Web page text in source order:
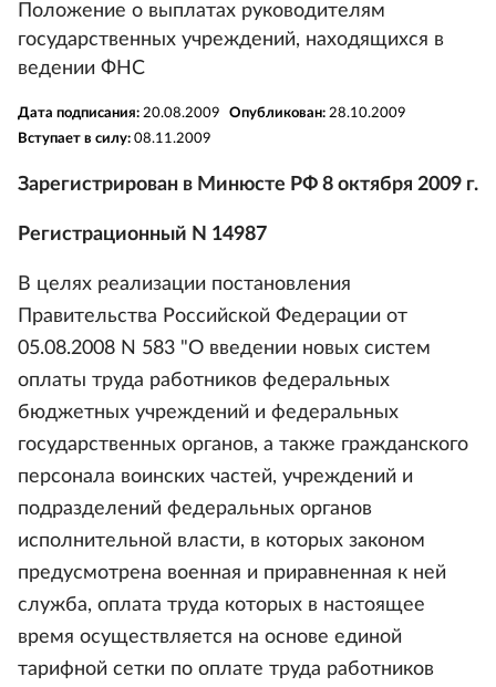
Положение о выплатах руководителям
государственных учреждений, находящихся в
ведении ФНС
Дата подписания: 20.08.2009 Опубликован: 28.10.2009
Вступает в силу: 08.11.2009
Зарегистрирован в Минюсте РФ 8 октября 2009 г.
Регистрационный N 14987
В целях реализации постановления
Правительства Российской Федерации от
05.08.2008 N 583 "О введении новых систем
оплаты труда работников федеральных
бюджетных учреждений и федеральных
государственных органов, а также гражданского
персонала воинских частей, учреждений и
подразделений федеральных органов
исполнительной власти, в которых законом
предусмотрена военная и приравненная к ней
служба, оплата труда которых в настоящее
время осуществляется на основе единой
тарифной сетки по оплате труда работников